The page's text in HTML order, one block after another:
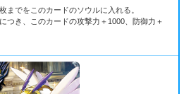
までをこのカードのソウルに入れる。
つき、このカードの攻撃力＋1000、防御力＋